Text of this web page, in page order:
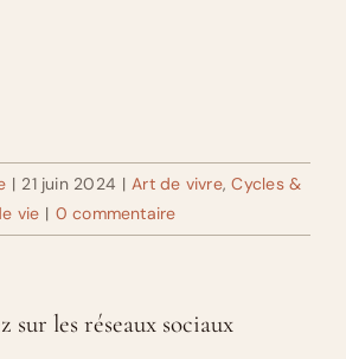
| 21 juin 2024 | Art de vivre,Cycles &
vie | 0 commentaire
sur les réseaux sociaux